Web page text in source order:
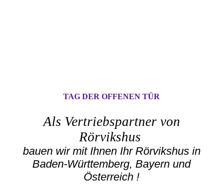
Als Vertriebspartner von
Rörvikshus
bauen wir mit Ihnen Ihr Rörvikshus in
Baden-Württemberg, Bayern und
Österreich !
TAG DER OFFENEN TÜR